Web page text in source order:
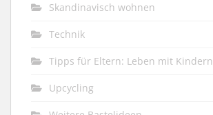
Skandinavisch wohnen
Technik
Tipps für Eltern: Leben mit Kindern
Upcycling